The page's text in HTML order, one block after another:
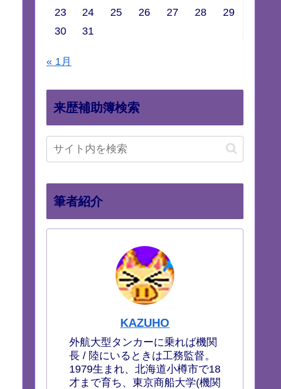
23
24 25 26 27 28
29
30
31
« 1月
来歴補助簿検索
筆者紹介
KAZUHO
外航大型タンカーに乗れば機関
長 / 陸にいるときは工務監督。
1979生まれ、北海道小樽市で18
才まで育ち、東京商船大学(機関